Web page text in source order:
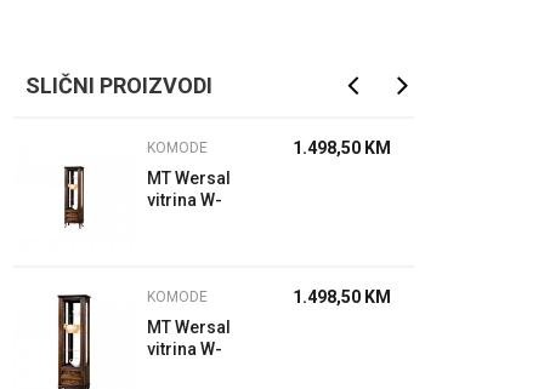
SLIČNI PROIZVODI
KOMODE
MT Wersal
vitrina W-
1.498,50 KM
KOMODE
MT Wersal
vitrina W-
1.498,50 KM